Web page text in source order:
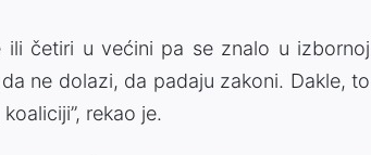
ili četiri u većini pa se znalo u izbornoj
ne dolazi, da padaju zakoni. Dakle, to
rekao je.